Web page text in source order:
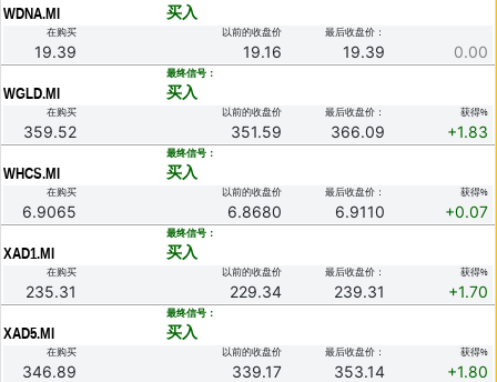
WDNA.MI 买入
在购买
19.39
以前的收盘价
19.16
最后收盘价：
19.39 0.00
WGLD.MI
最终信号：
买入
在购买
359.52
以前的收盘价
351.59
最后收盘价：
366.09
获得%
+1.83
WHCS.MI
最终信号：
买入
在购买
6.9065
以前的收盘价
6.8680
最后收盘价：
6.9110
获得%
+0.07
XAD1.MI
最终信号：
买入
在购买
235.31
以前的收盘价
229.34
最后收盘价：
239.31
获得%
+1.70
XAD5.MI
最终信号：
买入
在购买
346.89
以前的收盘价
339.17
最后收盘价：
353.14
获得%
+1.80